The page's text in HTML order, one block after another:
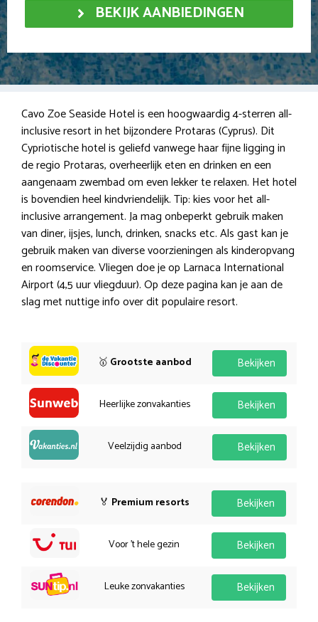
BEKIJK AANBIEDINGEN
Cavo Zoe Seaside Hotel is een hoogwaardig 4-sterren all-
inclusive resort in het bijzondere Protaras (Cyprus). Dit
Cypriotische hotel is geliefd vanwege haar fijne ligging in
de regio Protaras, overheerlijk eten en drinken en een
aangenaam zwembad om even lekker te relaxen. Het hotel
is bovendien heel kindvriendelijk. Tip: kies voor het all-
inclusive arrangement. Ja mag onbeperkt gebruik maken
van diner, ijsjes, lunch, drinken, snacks etc. Als gast kan je
gebruik maken van diverse voorzieningen als kinderopvang
en roomservice. Vliegen doe je op Larnaca International
Airport (4,5 uur vliegduur). Op deze pagina kan je aan de
slag met nuttige info over dit populaire resort.
🥇 Grootste aanbod Bekijken
Heerlijke zonvakanties Bekijken
Veelzijdig aanbod Bekijken
🏅 Premium resorts Bekijken
Voor 't hele gezin Bekijken
Leuke zonvakanties Bekijken